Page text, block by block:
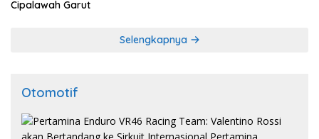
Cipalawah Garut
Selengkapnya
Otomotif